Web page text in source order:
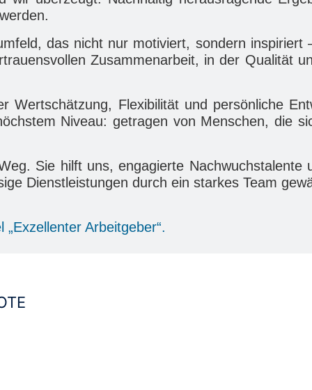
das nicht nur motiviert, sondern
Zusammenarbeit, in der Qualität
Wertschätzung, Flexibilität und persönliche
Niveau: getragen von Menschen, die
Sie hilft uns, engagierte
Dienstleistungen durch ein starkes Team
Arbeitgeber“.